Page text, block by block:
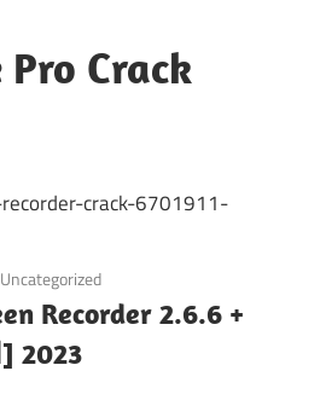
Pro Crack
Uncategorized
Recorder 2.6.6 +
Crack [الأحدث] 2023